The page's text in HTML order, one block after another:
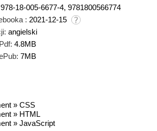
978-18-005-6677-4, 9781800566774
: 2021-12-15
angielski
4.8MB
7MB
» CSS
» HTML
» JavaScript